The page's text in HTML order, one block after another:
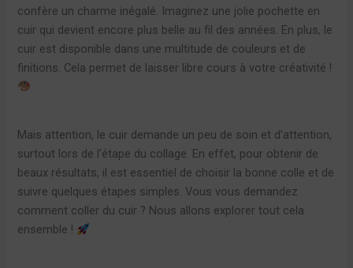
confère un charme inégalé. Imaginez une jolie pochette en
cuir qui devient encore plus belle au fil des années. En plus, le
cuir est disponible dans une multitude de couleurs et de
finitions. Cela permet de laisser libre cours à votre créativité !
Mais attention, le cuir demande un peu de soin et d’attention,
surtout lors de l’étape du collage. En effet, pour obtenir de
beaux résultats, il est essentiel de choisir la bonne colle et de
suivre quelques étapes simples. Vous vous demandez
comment coller du cuir ? Nous allons explorer tout cela
ensemble !